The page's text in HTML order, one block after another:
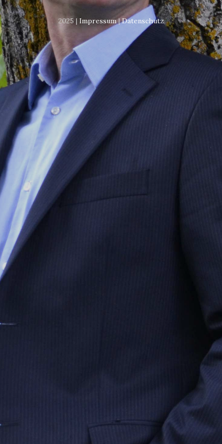
2025 | Impressum|Datenschutz